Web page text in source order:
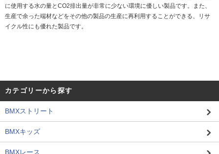
に使用する水の量とCO2排出量が非常に少ない環境に優しい製品です。また、
生産で余った端材などをその他の製品の生産に再利用することができる、リサ
イクル性にも優れた製品です。
カテゴリーから探す
BMXストリート
BMXキッズ
BMXレース